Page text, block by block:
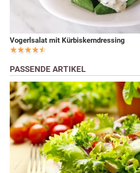
Vogerlsalat mit Kürbiskerndressing
PASSENDE ARTIKEL